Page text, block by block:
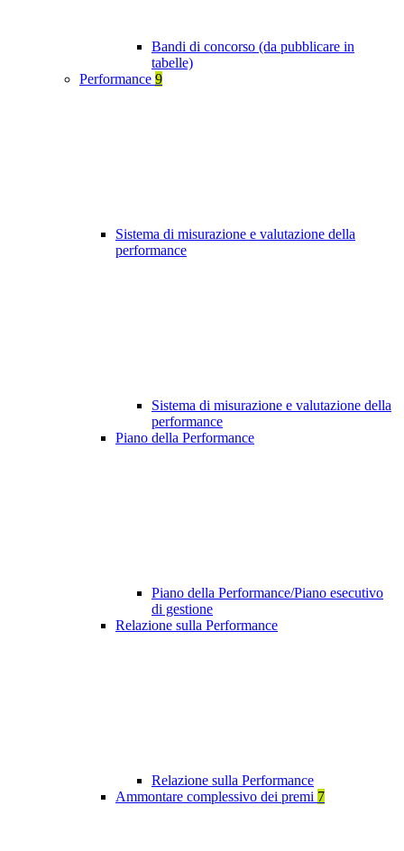
Bandi di concorso (da pubblicare in
tabelle)
Performance 9
Sistema di misurazione e valutazione della
performance
Sistema di misurazione e valutazione della
performance
Piano della Performance
Piano della Performance/Piano esecutivo
di gestione
Relazione sulla Performance
Relazione sulla Performance
Ammontare complessivo dei premi 7